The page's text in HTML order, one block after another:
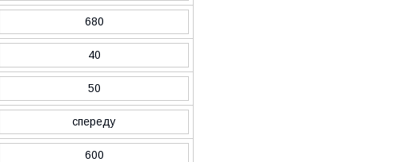
680
40
50
спереду
600